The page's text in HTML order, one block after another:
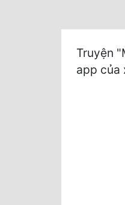
Truyện
app của